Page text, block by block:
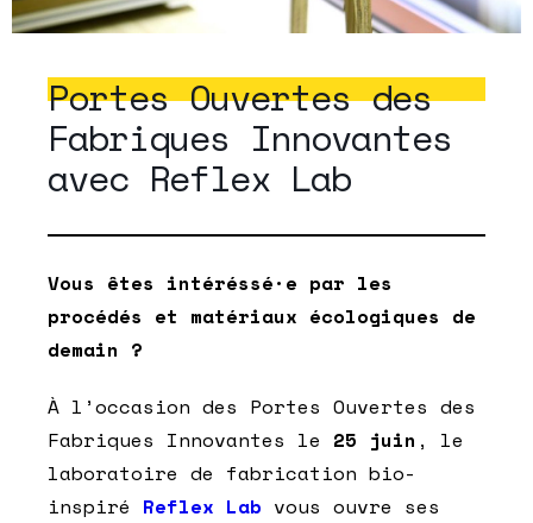
Portes Ouvertes des
Fabriques Innovantes
avec Reflex Lab
Vous êtes intéréssé·e par les
procédés et matériaux écologiques de
demain ?
À l’occasion des Portes Ouvertes des
Fabriques Innovantes le 25 juin , le
laboratoire de fabrication bio-
inspiré Reflex Lab vous ouvre ses